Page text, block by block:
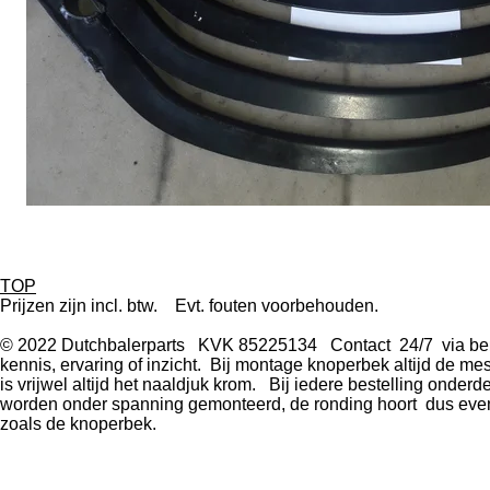
TOP
Prijzen zijn incl. btw. Evt. fouten voorbehouden.
© 2022 Dutchbalerparts KVK 85225134 Contact 24/7 via
kennis, ervaring of inzicht. Bij montage knoperbek altijd de
is vrijwel altijd het naaldjuk krom. Bij iedere bestelling
worden onder spanning gemonteerd, de ronding hoort dus
zoals de knoperbek.